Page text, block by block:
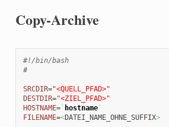
Copy-Archive
#!/bin/bash
#
SRCDIR="<QUELL_PFAD>"
DESTDIR="<ZIEL_PFAD>"
HOSTNAME=` hostname`
FILENAME=<DATEI_NAME_OHNE_SUFFIX>